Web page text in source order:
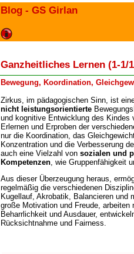
Blog - GS Girlan
Ganzheitliches Lernen (1-1/
Bewegung, Koordination,
Zirkus, im pädagogischen Sinn, ist
nicht leistungsorientierte
und kognitive Entwicklung des Kindes
Erlernen und Erproben der
nur die Koordination, das
Konzentration und die Verbesserung
auch eine Vielzahl von sozialen und
Kompetenzen, wie Gruppenfähigkeit
Aus dieser Überzeugung heraus,
regelmäßig die verschiedenen
Kugellauf, Akrobatik, Balancieren und
große Motivation und Freude,
Beharrlichkeit und Ausdauer,
Rücksichtnahme und Fairness.